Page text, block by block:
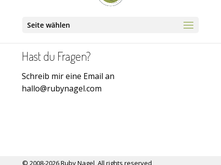
Seite wählen
Hast du Fragen?
Schreib mir eine Email an
hallo@rubynagel.com
© 2008-2026 Ruby Nagel, All rights reserved